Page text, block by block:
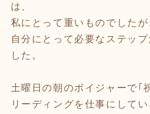
は、
私にとって重いものでしたが
自分にとって必要なステッ
した。
土曜日の朝のボイジャーで｢
リーディングを仕事にして